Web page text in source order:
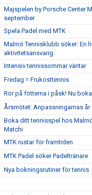
Majspelen by Porsche Center
september
Spela Padel med MTK
Malmö Tennisklubb söker: En
aktivitetsansvarig
Intensiv tennissommar väntar
Fredag = Frukosttennis
Rör på fötterna i påsk! Nu
Årsmötet: Anpassningarnas
Boka ditt tennisspel hos
Matchi
MTK rustar för framtiden
MTK Padel söker Padeltränare
Nya bokningsrutiner för tennis